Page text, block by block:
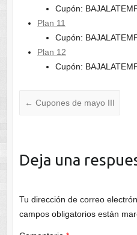
Cupón:
Plan 11
Cupón:
Plan 12
Cupón:
← Cupones de mayo III
Deja una
Tu dirección de correo
campos obligatorios están